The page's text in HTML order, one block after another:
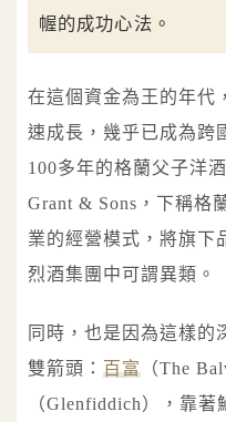
幄的成功心法。
在這個資金為王的年代
速成長，幾乎已成為跨
100多年的格蘭父子洋
Grant & Sons，下稱格
業的經營模式，將旗下
烈酒集團中可謂異類。
同時，也是因為這樣的
雙箭頭： 百富 （The
（Glenfiddich），靠